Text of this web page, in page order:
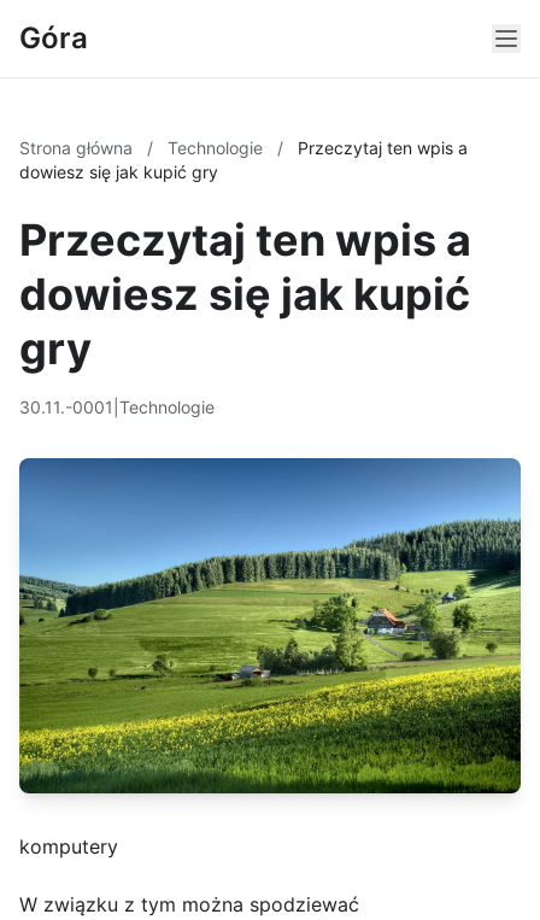
Góra
Strona główna / Technologie /
Przeczytaj ten wpis a
dowiesz się jak kupić gry
Przeczytaj ten wpis a
dowiesz się jak kupić
gry
30.11.-0001 Technologie
komputery
W związku z tym można spodziewać